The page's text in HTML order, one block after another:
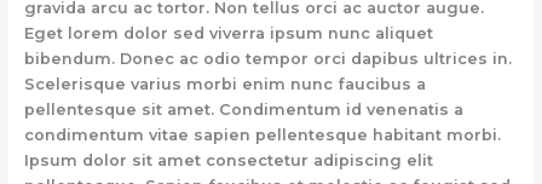
gravida arcu ac tortor. Non tellus orci ac auctor augue.
Eget lorem dolor sed viverra ipsum nunc aliquet
bibendum. Donec ac odio tempor orci dapibus ultrices in.
Scelerisque varius morbi enim nunc faucibus a
pellentesque sit amet. Condimentum id venenatis a
condimentum vitae sapien pellentesque habitant morbi.
Ipsum dolor sit amet consectetur adipiscing elit